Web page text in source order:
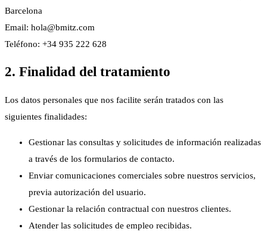
Barcelona
Email: hola@bmitz.com
Teléfono: +34 935 222 628
2. Finalidad del tratamiento
Los datos personales que nos facilite serán tratados con las
siguientes finalidades:
Gestionar las consultas y solicitudes de información realizadas
a través de los formularios de contacto.
Enviar comunicaciones comerciales sobre nuestros servicios,
previa autorización del usuario.
Gestionar la relación contractual con nuestros clientes.
Atender las solicitudes de empleo recibidas.